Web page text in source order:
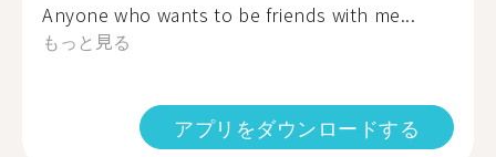
Anyone who wants to be friends with me...
もっと見る
アプリをダウンロードする